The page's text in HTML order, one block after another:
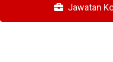
Jawatan